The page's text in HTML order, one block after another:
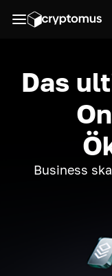
Das
Business